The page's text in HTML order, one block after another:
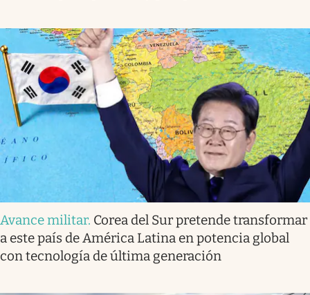
Avance militar. Corea del Sur pretende transformar
a este país de América Latina en potencia global
con tecnología de última generación